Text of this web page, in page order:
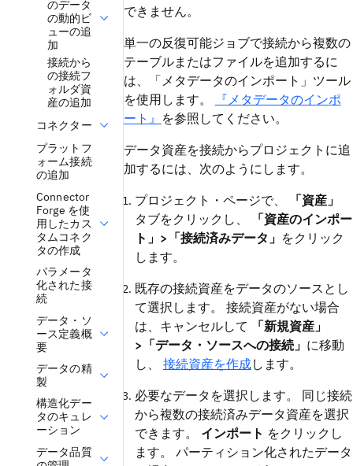
のデータ
の動的ビ
ューの追
加
接続から
の接続フ
ォルダ資
産の追加
コネクター
プラットフ
ォーム接続
の追加
Connector
Forge を使
用したカス
タムコネク
タの作成
パラメータ
化された接
続
データ・ソ
ース定義概
要
データの精
製
構造化デー
タのキュレ
ーション
データ品質
できません。
単一の反復可能ジョブで接続から複数の
テーブルまたはファイルを追加するに
は、「メタデータのインポート」ツール
を使用します。
『メタデータのインポ
ート』 を参照してください。
データ資産を接続からプロジェクトに追
加するには、次のようにします。
プロジェクト・ページで、
「資産」
タブをクリックし、
「資産のインポー
ト」>「接続済みデータ」 をクリック
します。
既存の接続資産をデータのソースとし
て選択します。 接続資産がない場合
は、キャンセルして
「新規資産」
>「データ・ソースへの接続」 に移動
し、 接続資産を作成します。
必要なデータを選択します。 同じ接続
から複数の接続済みデータ資産を選択
できます。 インポート をクリックし
ます。 パーティション化されたデータ